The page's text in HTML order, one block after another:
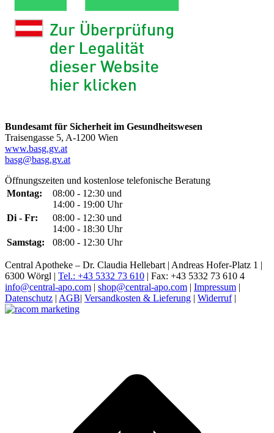
Bundesamt für Sicherheit im Gesundheitswesen
Traisengasse 5, A-1200 Wien
www.basg.gv.at
basg@basg.gv.at
Öffnungszeiten und kostenlose telefonische Beratung
Montag:
08:00 - 12:30 und
14:00 - 19:00 Uhr
Di - Fr:
08:00 - 12:30 und
14:00 - 18:30 Uhr
Samstag:
08:00 - 12:30 Uhr
Central Apotheke – Dr. Claudia Hellebart | Andreas Hofer-Platz 1 |
6300 Wörgl | Tel.: +43 5332 73 610 | Fax: +43 5332 73 610 4
info@central-apo.com | shop@central-apo.com | Impressum |
Datenschutz | AGB| Versandkosten & Lieferung | Widerruf|